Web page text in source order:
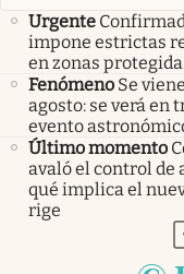
Urgente
impone estrictas
en zonas
Fenómeno Se
agosto: se verá en
evento
Último momento
avaló el control de
qué implica el
rige